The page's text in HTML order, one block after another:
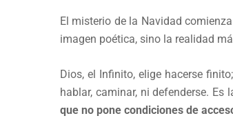
El misterio de la Navidad
imagen poética, sino la realidad
Dios, el Infinito, elige hacerse
hablar, caminar, ni defenderse.
que no pone condiciones de